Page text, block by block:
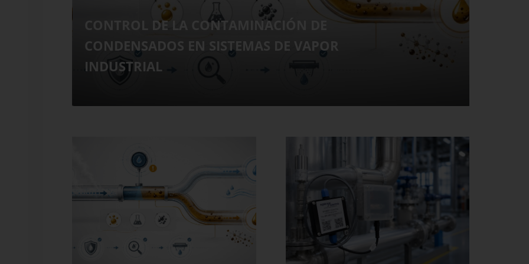
CONTROL DE LA CONTAMINACIÓN DE
CONDENSADOS EN SISTEMAS DE VAPOR
INDUSTRIAL